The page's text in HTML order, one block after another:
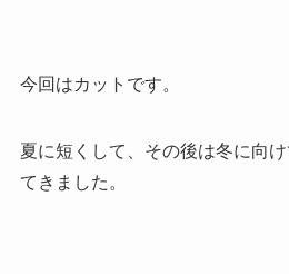
今回はカットです。
夏に短くして、その後は冬に向
てきました。